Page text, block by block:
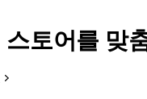
스토어를 맞